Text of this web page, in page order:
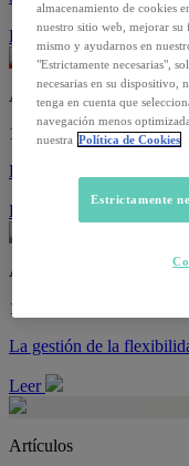
Leer
Artículos
11 abril, 2019
Los empleados toman las
Leer
Artículos
11 abril, 2019
La gestión de la
Leer
Artículos
almacenamiento de cookies
nuestro sitio web, mejorar
mismo y ayudarnos en
"Estrictamente necesarias",
necesarias en su dispositivo,
tenga en cuenta que
navegación menos
nuestra Política de Cookies
Estrictamente